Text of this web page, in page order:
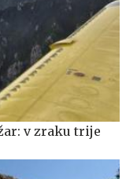
v zraku trije